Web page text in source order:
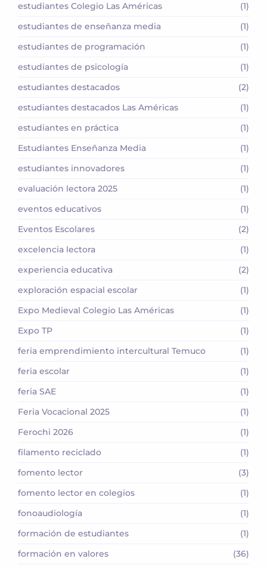
estudiantes Colegio Las Américas
(1)
estudiantes de enseñanza media
(1)
estudiantes de programación
(1)
estudiantes de psicología
(1)
estudiantes destacados
(2)
estudiantes destacados Las Américas
(1)
estudiantes en práctica
(1)
Estudiantes Enseñanza Media
(1)
estudiantes innovadores
(1)
evaluación lectora 2025
(1)
eventos educativos
(1)
Eventos Escolares
(2)
excelencia lectora
(1)
experiencia educativa
(2)
exploración espacial escolar
(1)
Expo Medieval Colegio Las Américas
(1)
Expo TP
(1)
feria emprendimiento intercultural Temuco
(1)
feria escolar
(1)
feria SAE
(1)
Feria Vocacional 2025
(1)
Ferochi 2026
(1)
filamento reciclado
(1)
fomento lector
(3)
fomento lector en colegios
(1)
fonoaudiología
(1)
formación de estudiantes
(1)
formación en valores
(36)